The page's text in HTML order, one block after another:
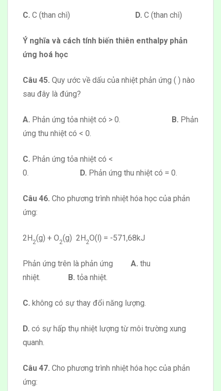
C. C (than chì) D. C (than chì)
Ý nghĩa và cách tính biến thiên enthalpy phản
ứng hoá học
Câu 45. Quy ước về dấu của nhiệt phản ứng ( ) nào
sau đây là đúng?
A. Phản ứng tỏa nhiệt có > 0. B. Phản
ứng thu nhiệt có < 0.
C. Phản ứng tỏa nhiệt có <
0. D. Phản ứng thu nhiệt có = 0.
Câu 46. Cho phương trình nhiệt hóa học của phản
ứng:
2H 2(g) + O2(g) 2H 2O(l) = -571,68kJ
Phản ứng trên là phản ứng A. thu
nhiệt.
B. tỏa nhiệt.
C. không có sự thay đổi năng lượng.
D. có sự hấp thụ nhiệt lượng từ môi trường xung
quanh.
Câu 47. Cho phương trình nhiệt hóa học của phản
ứng: